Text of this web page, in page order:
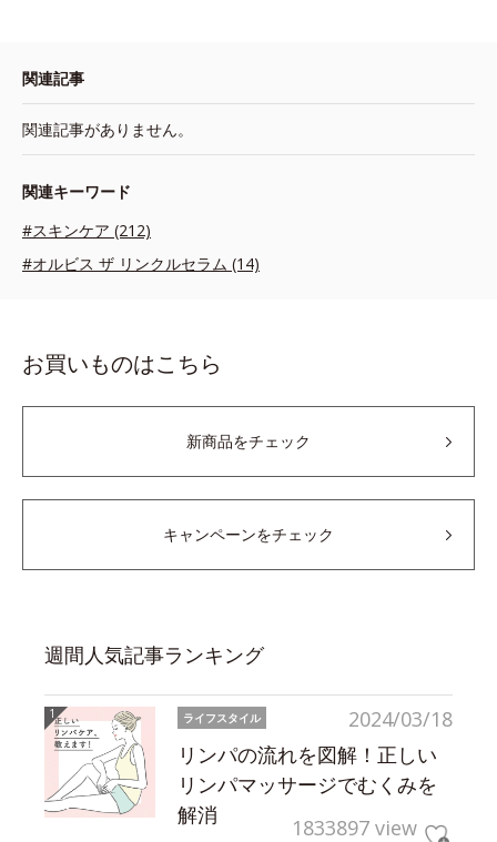
関連記事
関連記事がありません。
関連キーワード
#スキンケア (212)
#オルビス ザ リンクルセラム (14)
お買いものはこちら
新商品をチェック
キャンペーンをチェック
週間人気記事ランキング
2024/03/18
ライフスタイル
リンパの流れを図解！正しい
リンパマッサージでむくみを
解消
1833897 view